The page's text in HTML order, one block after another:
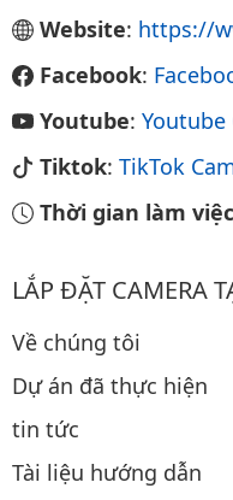
Website: https://
Facebook:
Youtube: Youtube
Tiktok: TikTok
Thời gian làm
LẮP ĐẶT CAMERA
Về chúng tôi
Dự án đã thực hiện
tin tức
Tài liệu hướng dẫn